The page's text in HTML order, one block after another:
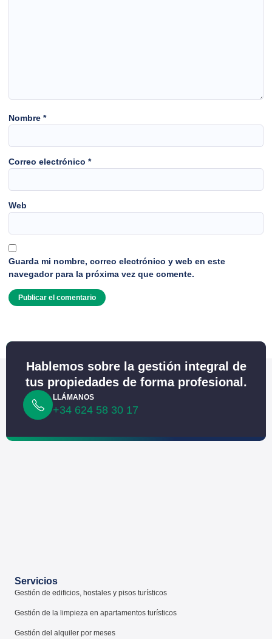
Nombre *
Correo electrónico *
Web
Guarda mi nombre, correo electrónico y web en este
navegador para la próxima vez que comente.
Hablemos sobre la gestión integral de
tus propiedades de forma profesional.
LLÁMANOS
+34 624 58 30 17
Servicios
Gestión de edificios, hostales y pisos turísticos
Gestión de la limpieza en apartamentos turísticos
Gestión del alquiler por meses